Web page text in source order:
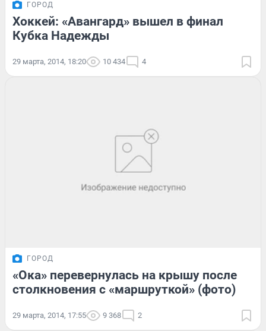
ГОРОД
Хоккей: «Авангард» вышел в финал
Кубка Надежды
29 марта, 2014, 18:20 10 434 4
ГОРОД
«Ока» перевернулась на крышу после
столкновения с «маршруткой» (фото)
29 марта, 2014, 17:55 9 368 2